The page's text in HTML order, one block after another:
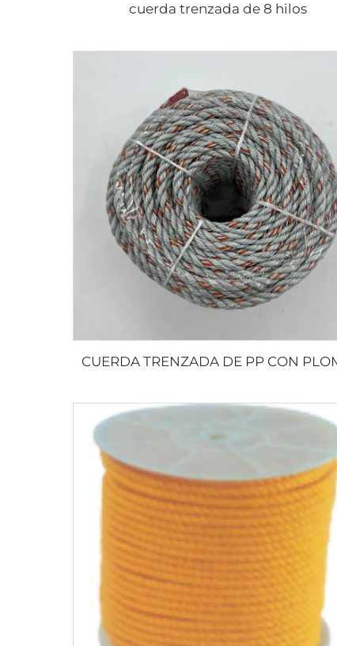
cuerda trenzada de 8 hilos
CUERDA TRENZADA DE PP CON